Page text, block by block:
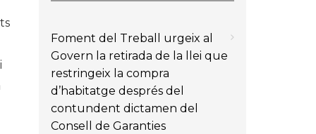
Foment del Treball urgeix al
Govern la retirada de la llei que
restringeix la compra
d’habitatge després del
contundent dictamen del
Consell de Garanties